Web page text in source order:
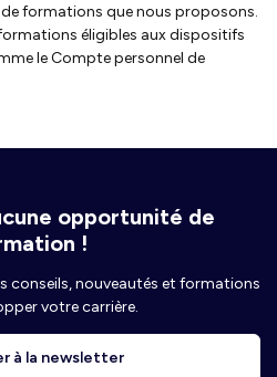
formations que nous proposons.
éligibles aux dispositifs
le Compte personnel de
opportunité de
!
conseils, nouveautés et formations
votre carrière.
à la newsletter